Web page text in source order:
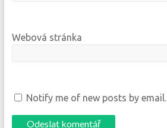
Webová stránka
Notify me of new posts by email.